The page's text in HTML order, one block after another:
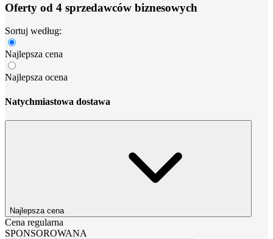
Oferty od 4 sprzedawców biznesowych
Sortuj według:
Najlepsza cena
Najlepsza ocena
Natychmiastowa dostawa
Najlepsza cena
Cena regularna
SPONSOROWANA